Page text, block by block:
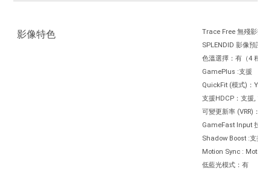
影像特色
Trace Free 無殘影技
SPLENDID 影像預設
色溫選擇：有（4 種模
GamePlus :支援
QuickFit (模式)：Yes
支援HDCP：支援, 1.4
可變更新率 (VRR)：支
GameFast Input 技術
Shadow Boost :支援
Motion Sync : Motion
低藍光模式：有